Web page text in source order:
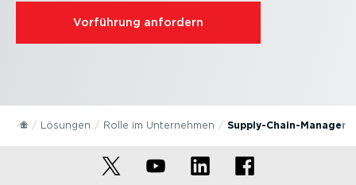
Vorführung anfordern
Lösungen Rolle im Unternehmen Supply-Chain-­Ma­nager